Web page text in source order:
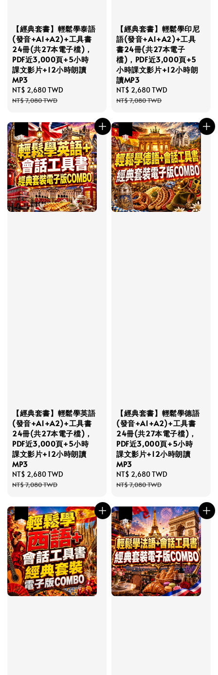
【經典套書】輕鬆學泰語
(發音+A1+A2)+工具書
24冊(共27本電子檔)，
PDF近3,000頁+5小時
課文影片+12小時朗讀
MP3
Sale
price
NT$ 2,680 TWD
NT$ 7,080 TWD
【經典套書】輕鬆學印尼
語(發音+A1+A2)+工具
書24冊(共27本電子
檔)，PDF近3,000頁+5
小時課文影片+12小時朗
讀MP3
Sale
price
NT$ 2,680 TWD
NT$ 7,080 TWD
【經典套書】輕鬆學英語
(發音+A1+A2)+工具書
24冊(共27本電子檔)，
PDF近3,000頁+5小時
課文影片+12小時朗讀
MP3
Sale
price
NT$ 2,680 TWD
NT$ 7,080 TWD
【經典套書】輕鬆學德語
(發音+A1+A2)+工具書
24冊(共27本電子檔)，
PDF近3,000頁+5小時
課文影片+12小時朗讀
MP3
Sale
price
NT$ 2,680 TWD
NT$ 7,080 TWD